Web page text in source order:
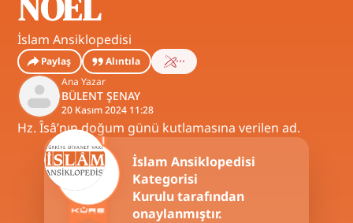
İslam Ansiklopedisi
Paylaş
Alıntıla
Ana Yazar
BÜLENT ŞENAY
20 Kasım 2024 11:28
Hz. Îsâ’nın doğum günü kutlamasına verilen ad.
İslam Ansiklopedisi
Kategorisi
Kurulu tarafından
onaylanmıştır.